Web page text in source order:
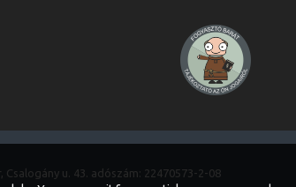
Csalogány u. 43. adószám: 22470573-2-08